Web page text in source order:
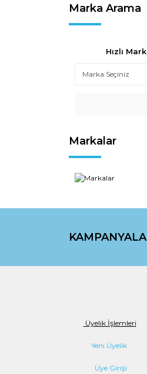
Marka Arama
Hızlı
Markalar
Üyelik İşlemleri
Yeni Üyelik
Üye Girişi